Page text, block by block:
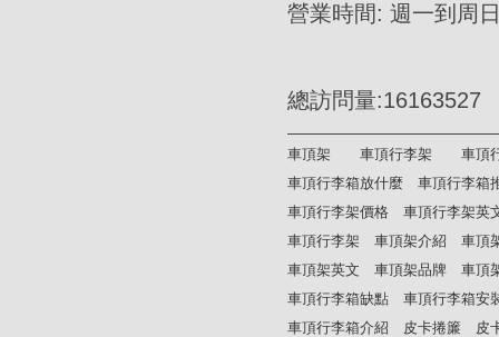
營業時間: 週一到周
總訪問量
車頂架 車頂行李架
車頂
車頂行李箱放什麼
車頂行李箱
車頂行李架價格
車頂行李架英
車頂行李架
車頂架介紹
車頂
車頂架英文
車頂架品牌
車頂
車頂行李箱缺點
車頂行李箱安
車頂行李箱介紹
皮卡捲簾
皮